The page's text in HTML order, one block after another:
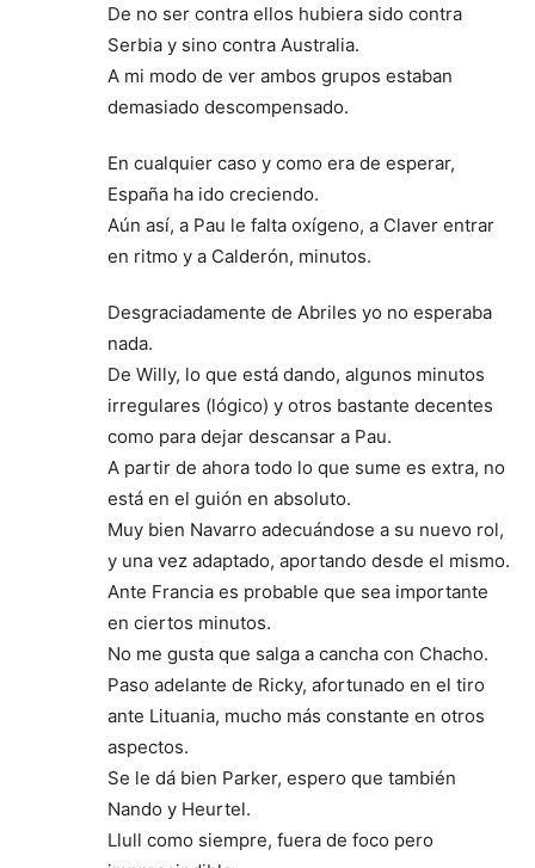
De no ser contra ellos hubiera sido contra
Serbia y sino contra Australia.
A mi modo de ver ambos grupos estaban
demasiado descompensado.
En cualquier caso y como era de esperar,
España ha ido creciendo.
Aún así, a Pau le falta oxígeno, a Claver entrar
en ritmo y a Calderón, minutos.
Desgraciadamente de Abriles yo no esperaba
nada.
De Willy, lo que está dando, algunos minutos
irregulares (lógico) y otros bastante decentes
como para dejar descansar a Pau.
A partir de ahora todo lo que sume es extra, no
está en el guión en absoluto.
Muy bien Navarro adecuándose a su nuevo rol,
y una vez adaptado, aportando desde el mismo.
Ante Francia es probable que sea importante
en ciertos minutos.
No me gusta que salga a cancha con Chacho.
Paso adelante de Ricky, afortunado en el tiro
ante Lituania, mucho más constante en otros
aspectos.
Se le dá bien Parker, espero que también
Nando y Heurtel.
Llull como siempre, fuera de foco pero